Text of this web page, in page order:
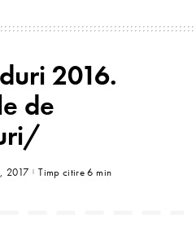
2016.
de
2017 Timp citire 6 min